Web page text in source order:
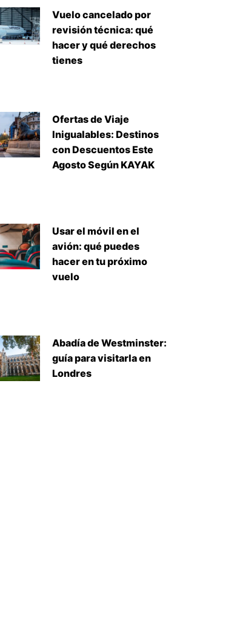
Vuelo cancelado por
revisión técnica: qué
hacer y qué derechos
tienes
Ofertas de Viaje
Inigualables: Destinos
con Descuentos Este
Agosto Según KAYAK
Usar el móvil en el
avión: qué puedes
hacer en tu próximo
vuelo
Abadía de Westminster:
guía para visitarla en
Londres